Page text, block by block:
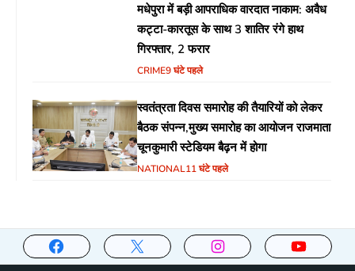
मधेपुरा में बड़ी आपराधिक वारदात नाकाम: अवैध
कट्टा-कारतूस के साथ 3 शातिर रंगे हाथ
गिरफ्तार, 2 फरार
CRIME9 घंटे पहले
स्वतंत्रता दिवस समारोह की तैयारियों को लेकर
बैठक संपन्न,मुख्य समारोह का आयोजन राजमाता
चूनकुमारी स्टेडियम बैढ़न में होगा
NATIONAL11 घंटे पहले